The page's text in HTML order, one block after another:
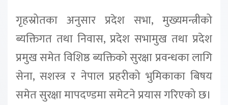
गृहस्रोतका अनुसार प्रदेश सभा, मुख्यमन्त्रीको
ब्यक्तिगत तथा निवास, प्रदेश सभामुख तथा प्रदेश
प्रमुख समेत विशिष्ठ ब्यक्तिको सुरक्षा प्रवन्धका लागि
सेना, सशस्त्र र नेपाल प्रहरीको भुमिकाका बिषय
समेत सुरक्षा मापदण्डमा समेटने प्रयास गरिएको छ।